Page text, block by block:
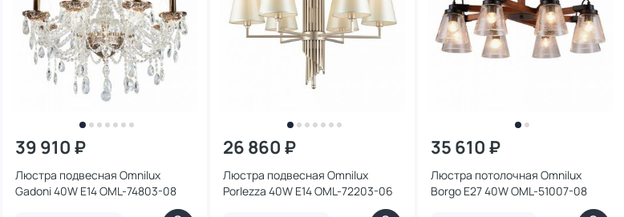
39 910 ₽
Люстра подвесная Omnilux
Gadoni 40W E14 OML-74803-08
26 860 ₽
Люстра подвесная Omnilux
Porlezza 40W E14 OML-72203-06
35 610 ₽
Люстра потолочная Omnilux
Borgo E27 40W OML-51007-08